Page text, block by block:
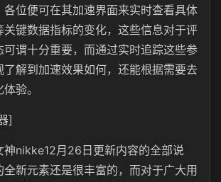
各位便可在其加速界面来实时查看具体
关键数据指标的变化，这些信息对于评
可谓十分重要，而通过实时追踪这些参
了解到加速效果如何，还能根据需要去
验。
]
神nikke12月26日更新内容的全部说
全新元素还是很丰富的，而对于广大用